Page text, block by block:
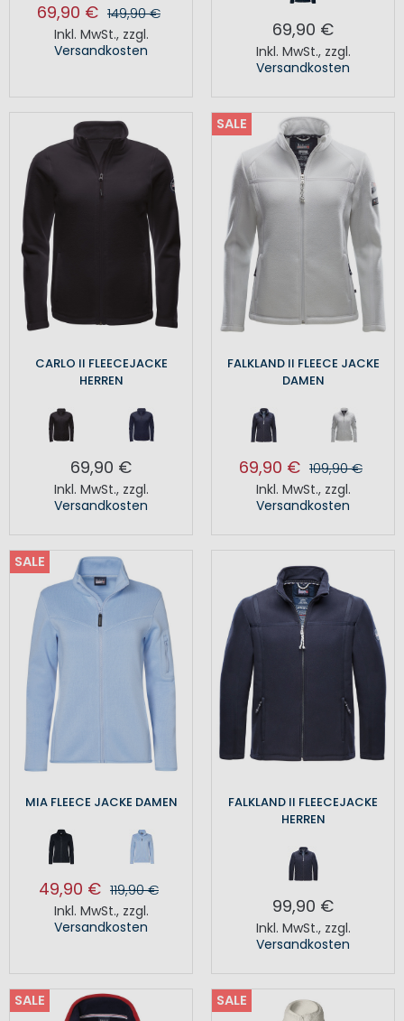
69,90 € 149,90 €
Inkl. MwSt., zzgl.
Versandkosten
69,90 €
Inkl. MwSt., zzgl.
Versandkosten
CARLO II FLEECEJACKE
HERREN
69,90 €
Inkl. MwSt., zzgl.
Versandkosten
SALE
FALKLAND II FLEECE JACKE
DAMEN
69,90 € 109,90 €
Inkl. MwSt., zzgl.
Versandkosten
SALE
MIA FLEECE JACKE DAMEN
49,90 € 119,90 €
Inkl. MwSt., zzgl.
Versandkosten
FALKLAND II FLEECEJACKE
HERREN
99,90 €
Inkl. MwSt., zzgl.
Versandkosten
SALE SALE